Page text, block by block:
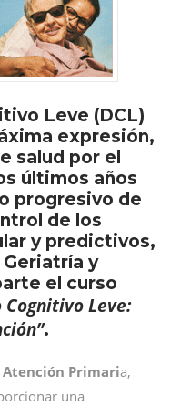
Leve (DCL)
expresión,
salud por el
últimos años
progresivo de
de los
y predictivos,
Geriatría y
el curso
Leve:
.
Atención Primaria,
una